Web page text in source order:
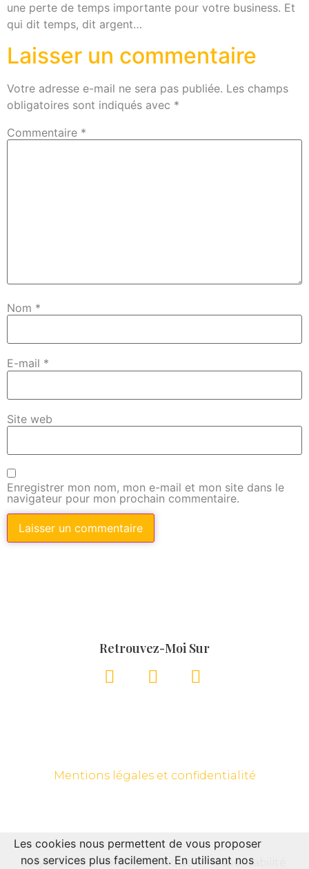
une perte de temps importante pour votre business. Et
qui dit temps, dit argent…
Laisser un commentaire
Votre adresse e-mail ne sera pas publiée. Les champs
obligatoires sont indiqués avec *
Commentaire *
Nom *
E-mail *
Site web
Enregistrer mon nom, mon e-mail et mon site dans le
navigateur pour mon prochain commentaire.
Retrouvez-Moi Sur
Mentions légales et confidentialité
Balyst S.R.O. – Société Tchèque À Responsabilité
Les cookies nous permettent de vous proposer
nos services plus facilement. En utilisant nos